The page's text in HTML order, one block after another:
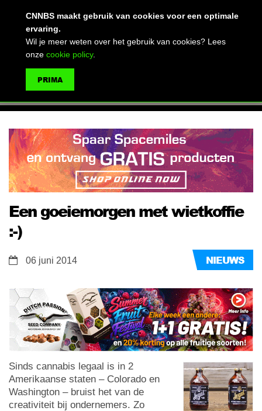
Een goeiemorgen met wietkoffie
:-)
NIEUWS
06 juni 2014
Sinds cannabis legaal is in 2
Amerikaanse staten – Colorado en
Washington – bruist het van de
creativiteit bij ondernemers. Zo
CNNBS maakt gebruik van cookies voor een optimale
ervaring.
Wil je meer weten over het gebruik van cookies? Lees
onze cookie policy.
PRIMA